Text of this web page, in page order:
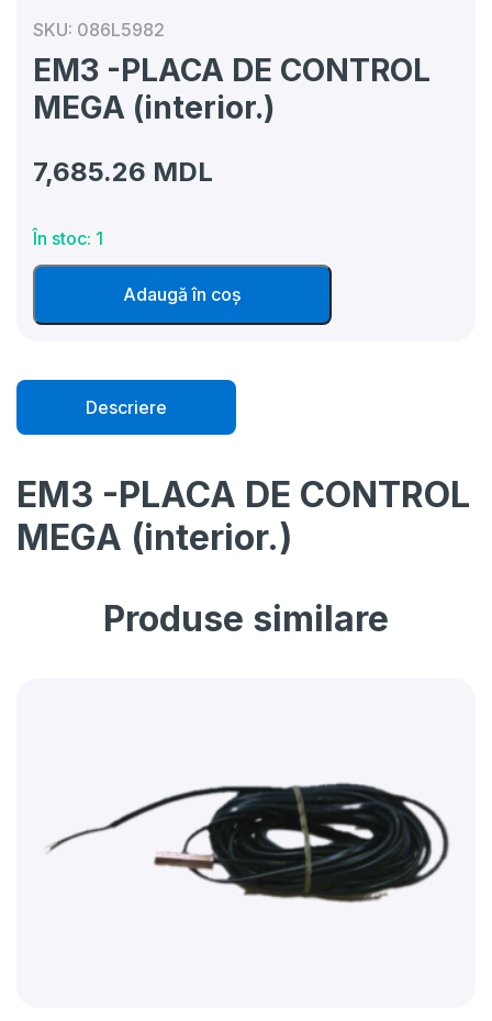
SKU: 086L5982
EM3 -PLACA DE CONTROL
MEGA (interior.)
7,685.26 MDL
În stoc: 1
Cantitate
-
CONTROL
Adaugă în coș
Descriere
EM3 -PLACA DE CONTROL
MEGA (interior.)
Produse similare